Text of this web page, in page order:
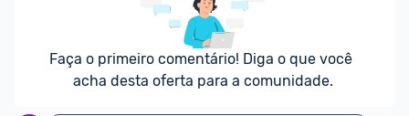
- Você pode transferir a quantia da sua conta
bancária para o MagaluPay por PIX;
- Para parclar compras, é necessário cadastrar seu
cartão de crédito no MagaluPay;
Faça o primeiro comentário! Diga o que você
acha desta oferta para a comunidade.